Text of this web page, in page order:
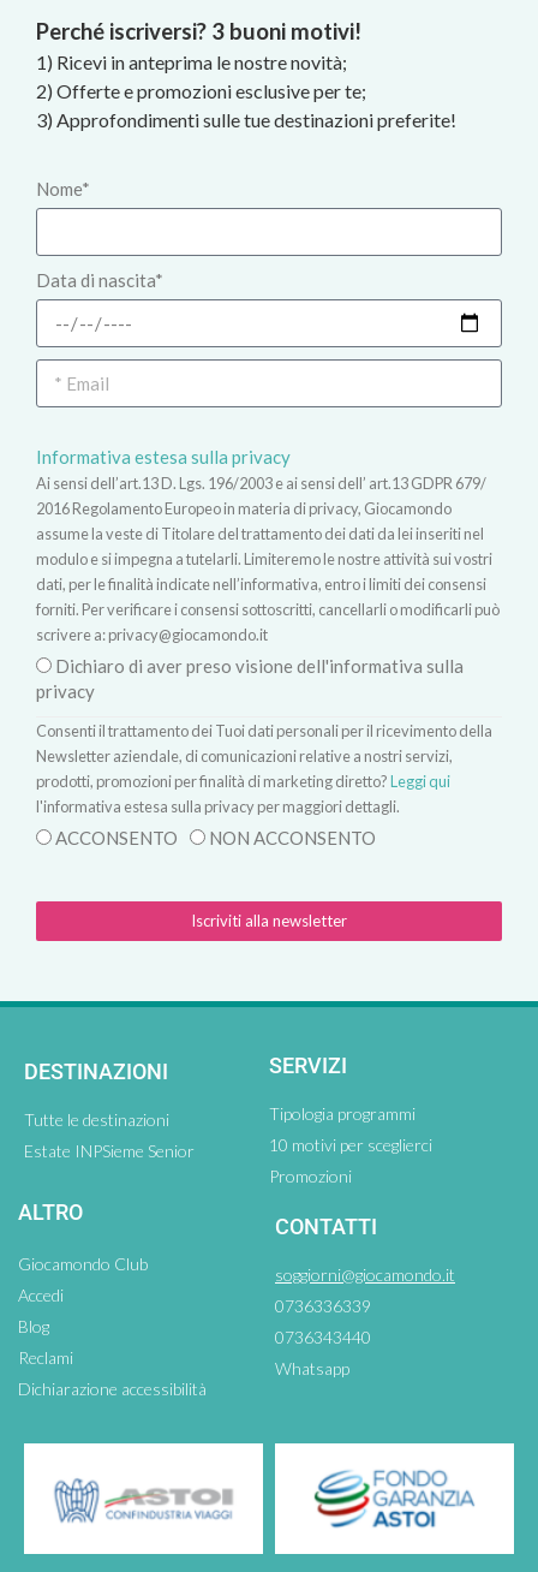
Perché iscriversi? 3 buoni motivi!
1) Ricevi in anteprima le nostre novità;
2) Offerte e promozioni esclusive per te;
3) Approfondimenti sulle tue destinazioni preferite!
Nome*
Data di nascita*
Informativa estesa sulla privacy
Ai sensi dell’art.13 D. Lgs. 196/2003 e ai sensi dell’ art.13 GDPR 679/
2016 Regolamento Europeo in materia di privacy, Giocamondo
assume la veste di Titolare del trattamento dei dati da lei inseriti nel
modulo e si impegna a tutelarli. Limiteremo le nostre attività sui vostri
dati, per le finalità indicate nell’informativa, entro i limiti dei consensi
forniti. Per verificare i consensi sottoscritti, cancellarli o modificarli può
scrivere a:privacy@giocamondo.it
Dichiaro di aver preso visione dell'informativa sulla
privacy
Consenti il trattamento dei Tuoi dati personali per il ricevimento della
Newsletter aziendale, di comunicazioni relative a nostri servizi,
prodotti, promozioni per finalità di marketing diretto?Leggi qui
l'informativa estesa sulla privacy per maggiori dettagli.
ACCONSENTO NON ACCONSENTO
Iscriviti alla newsletter
DESTINAZIONI
Tutte le destinazioni
Estate INPSieme Senior
SERVIZI
Tipologia programmi
10 motivi per sceglierci
Promozioni
ALTRO
Giocamondo Club
Accedi
Blog
Reclami
Dichiarazione accessibilità
CONTATTI
soggiorni@giocamondo.it
0736336339
0736343440
Whatsapp